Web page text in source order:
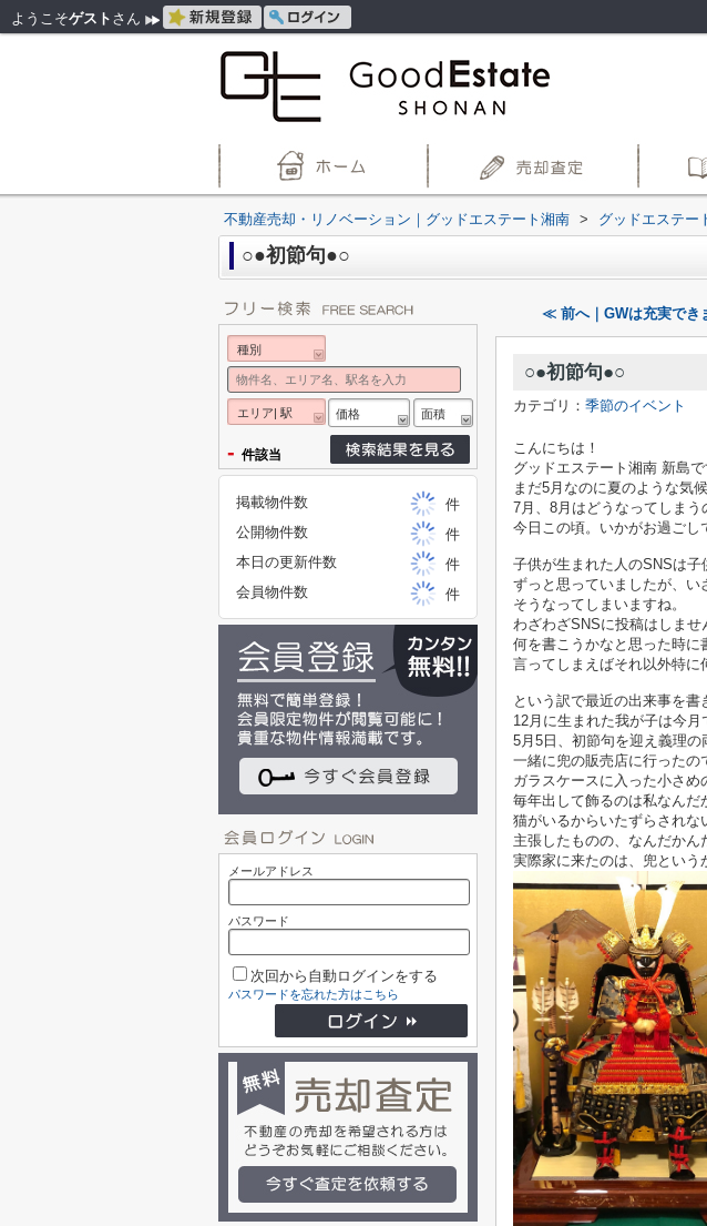
ようこそゲスト さん
不動産売却・リノベーション｜グッドエステート湘南 > グッドエステー
○●初節句●○
≪ 前へ｜GWは充実でき
○●初節句●○
カテゴリ： 季節のイベント
こんにちは！
グッドエステート湘南 新島で
まだ5月なのに夏のような気
7月、8月はどうなってしまう
今日この頃。いかがお過ごし
子供が生まれた人のSNSは
ずっと思っていましたが、い
そうなってしまいますね。
わざわざSNSに投稿はしませ
何を書こうかなと思った時に
言ってしまえばそれ以外特
という訳で最近の出来事を書
12月に生まれた我が子は今月
5月5日、初節句を迎え義理の
一緒に兜の販売店に行ったの
ガラスケースに入った小さめ
毎年出して飾るのは私なんだ
猫がいるからいたずらされな
主張したものの、なんだかん
実際家に来たのは、兜とい
種別
エリア| 駅 価格 面積
- 件該当
掲載物件数
件
公開物件数
件
本日の更新件数
件
会員物件数
件
メールアドレス
パスワード
次回から自動ログインをする
パスワードを忘れた方はこちら